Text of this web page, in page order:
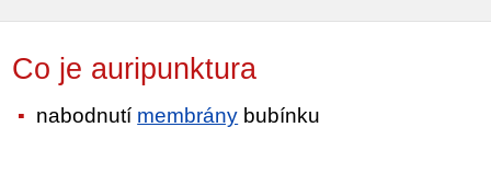
Co je auripunktura
nabodnutí membrány bubínku